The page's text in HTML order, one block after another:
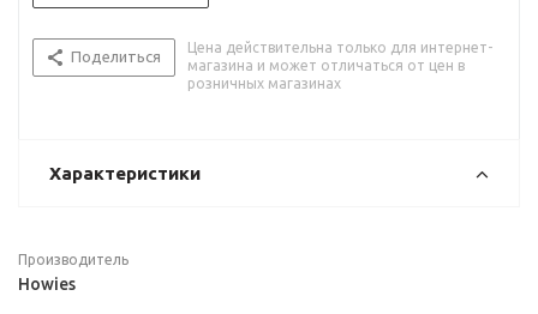
Поделиться
Цена действительна только для интернет-
магазина и может отличаться от цен в
розничных магазинах
Характеристики
Производитель
Howies